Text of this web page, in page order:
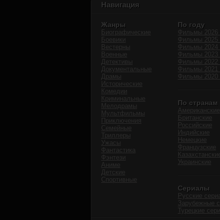
Навигация
Жанры
Биографические
Боевики
Вестерны
Военные
Детективы
Документальные
Драмы
Исторические
Комедии
Криминальные
Мелодрамы
Мультфильмы
Приключения
Семейные
Триллеры
Ужасы
Фантастика
Фэнтези
Аниме
Детские
Спортивные
По году
Фильмы 2026
Фильмы 2025
Фильмы 2024
Фильмы 2023
Фильмы 2022
Фильмы 2021
Фильмы 2020
По странам
Американские
Британские
Российские
Индийские
Немецкие
Французские
Украинские
Сериалы
Русские
Зарубежные
Турецкие